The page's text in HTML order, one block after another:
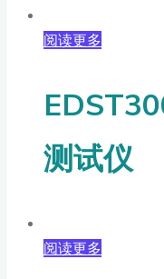
阅读更多
测试仪
阅读更多